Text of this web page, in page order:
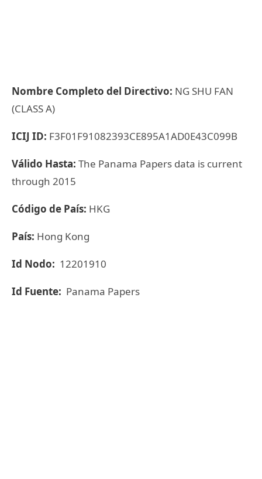
Nombre Completo del Directivo: NG SHU FAN
(CLASS A)
ICIJ ID: F3F01F91082393CE895A1AD0E43C099B
Válido Hasta: The Panama Papers data is current
through 2015
Código de País: HKG
País: Hong Kong
Id Nodo: 12201910
Id Fuente: Panama Papers